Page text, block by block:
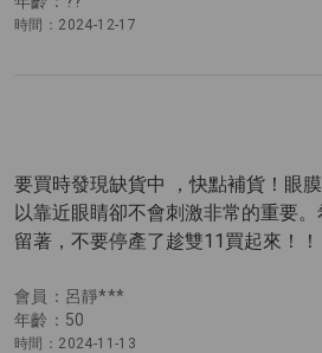
時間：2024-12-17
會員：呂靜***
年齡：50
時間：2024-11-13
要買時發現缺貨中 ，快點補貨！眼
以靠近眼睛卻不會刺激非常的重要
留著，不要停產了趁雙11買起來！！